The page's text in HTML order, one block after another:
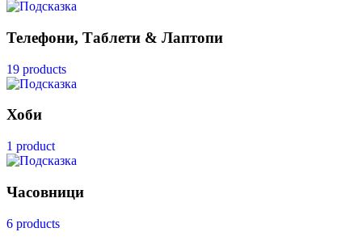
Телефони, Таблети & Лаптопи
19 products
Хоби
1 product
Часовници
6 products